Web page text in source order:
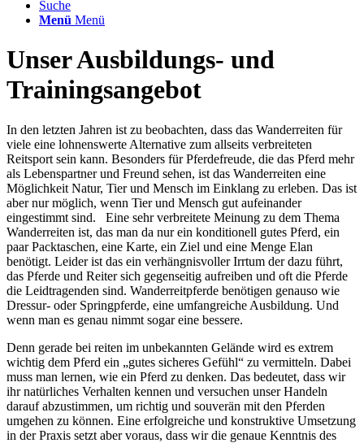
Suche
Menü Menü
Unser Ausbildungs- und
Trainingsangebot
In den letzten Jahren ist zu beobachten, dass das Wanderreiten für
viele eine lohnenswerte Alternative zum allseits verbreiteten
Reitsport sein kann. Besonders für Pferdefreude, die das Pferd mehr
als Lebenspartner und Freund sehen, ist das Wanderreiten eine
Möglichkeit Natur, Tier und Mensch im Einklang zu erleben. Das ist
aber nur möglich, wenn Tier und Mensch gut aufeinander
eingestimmt sind. Eine sehr verbreitete Meinung zu dem Thema
Wanderreiten ist, das man da nur ein konditionell gutes Pferd, ein
paar Packtaschen, eine Karte, ein Ziel und eine Menge Elan
benötigt. Leider ist das ein verhängnisvoller Irrtum der dazu führt,
das Pferde und Reiter sich gegenseitig aufreiben und oft die Pferde
die Leidtragenden sind. Wanderreitpferde benötigen genauso wie
Dressur- oder Springpferde, eine umfangreiche Ausbildung. Und
wenn man es genau nimmt sogar eine bessere.
Denn gerade bei reiten im unbekannten Gelände wird es extrem
wichtig dem Pferd ein „gutes sicheres Gefühl“ zu vermitteln. Dabei
muss man lernen, wie ein Pferd zu denken. Das bedeutet, dass wir
ihr natürliches Verhalten kennen und versuchen unser Handeln
darauf abzustimmen, um richtig und souverän mit den Pferden
umgehen zu können. Eine erfolgreiche und konstruktive Umsetzung
in der Praxis setzt aber voraus, dass wir die genaue Kenntnis des